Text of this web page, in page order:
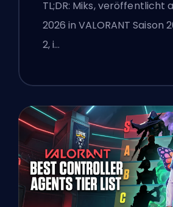
TL;DR: Miks, veröffentlicht
2026 in VALORANT Saison
2, i…